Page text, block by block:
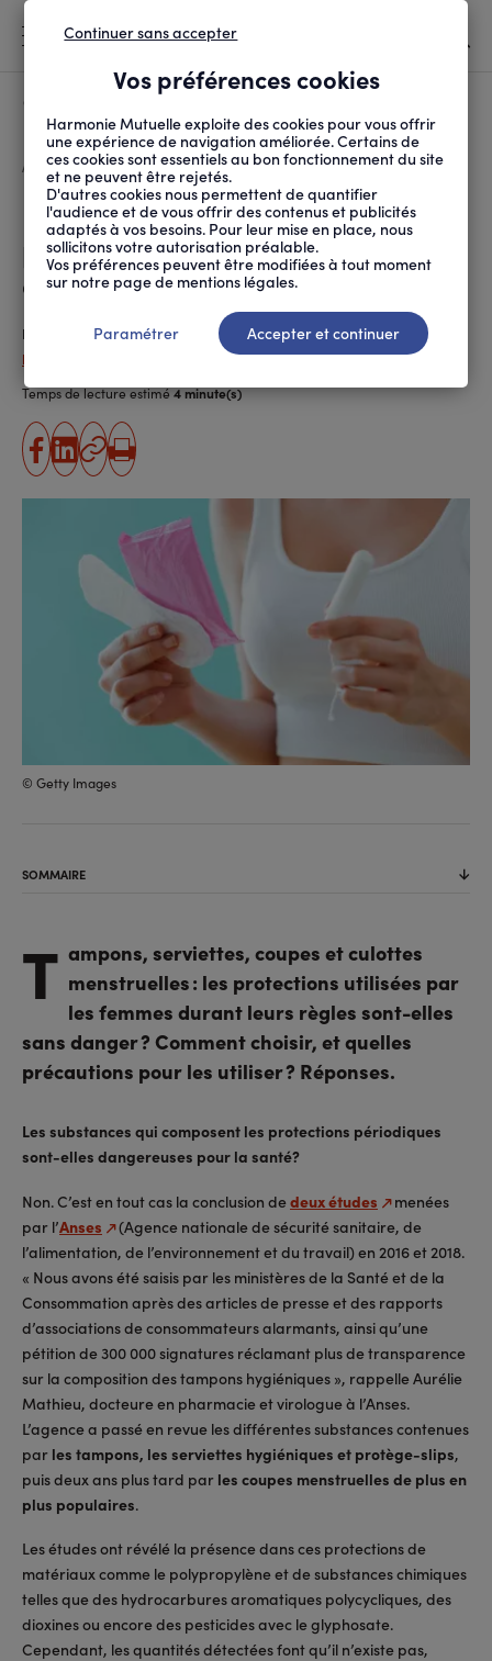
D'ARIANE
ACCUEIL SOCIÉTÉ AU QUOTIDIEN LA SÉCURITÉ DES PROT...
La sécurité des protections
périodiques en quatre
questions
Publié le 07.07.2020
Pauline Hervé
Temps de lecture estimé4 minute(s)
partager
sur
facebook
partager
sur
linkedin
Copier
l'URL
Imprimer
© Getty Images
SOMMAIRE
T ampons, serviettes, coupes et culottes
menstruelles : les protections utilisées par
les femmes durant leurs règles sont-elles
sans danger ? Comment choisir, et quelles
précautions pour les utiliser ? Réponses.
Les substances qui composent les protections périodiques
sont-elles dangereuses pour la santé?
Non. C’est en tout cas la conclusion dedeux études
menées
par l’Anses
(Agence nationale de sécurité sanitaire, de
l’alimentation, de l’environnement et du travail) en 2016 et 2018.
« Nous avons été saisis par les ministères de la Santé et de la
Consommation après des articles de presse et des rapports
d’associations de consommateurs alarmants, ainsi qu’une
pétition de 300 000 signatures réclamant plus de transparence
sur la composition des tampons hygiéniques », rappelle Aurélie
Mathieu, docteure en pharmacie et virologue à l’Anses.
L’agence a passé en revue les différentes substances contenues
par les tampons, les serviettes hygiéniques et protège-slips,
puis deux ans plus tard par les coupes menstruelles de plus en
plus populaires.
Les études ont révélé la présence dans ces protections de
matériaux comme le polypropylène et de substances chimiques
telles que des hydrocarbures aromatiques polycycliques, des
dioxines ou encore des pesticides avec le glyphosate.
Cependant, les quantités détectées font qu’il n’existe pas,
Vos préférences cookies
Harmonie Mutuelle exploite des cookies pour vous offrir
une expérience de navigation améliorée. Certains de
ces cookies sont essentiels au bon fonctionnement du site
et ne peuvent être rejetés.
D'autres cookies nous permettent de quantifier
l'audience et de vous offrir des contenus et publicités
adaptés à vos besoins. Pour leur mise en place, nous
sollicitons votre autorisation préalable.
Vos préférences peuvent être modifiées à tout moment
sur notre page de mentions légales.
Continuer sans accepter
Paramétrer Accepter et continuer